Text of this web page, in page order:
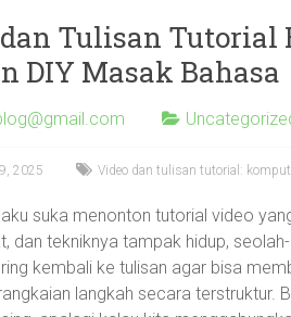
Tulisan Tutorial
DIY Masak Bahasa
2025 Video dan tulisan tutorial:
suka menonton tutorial video
dan tekniknya tampak hidup,
kembali ke tulisan agar bisa
langkah secara terstruktur.